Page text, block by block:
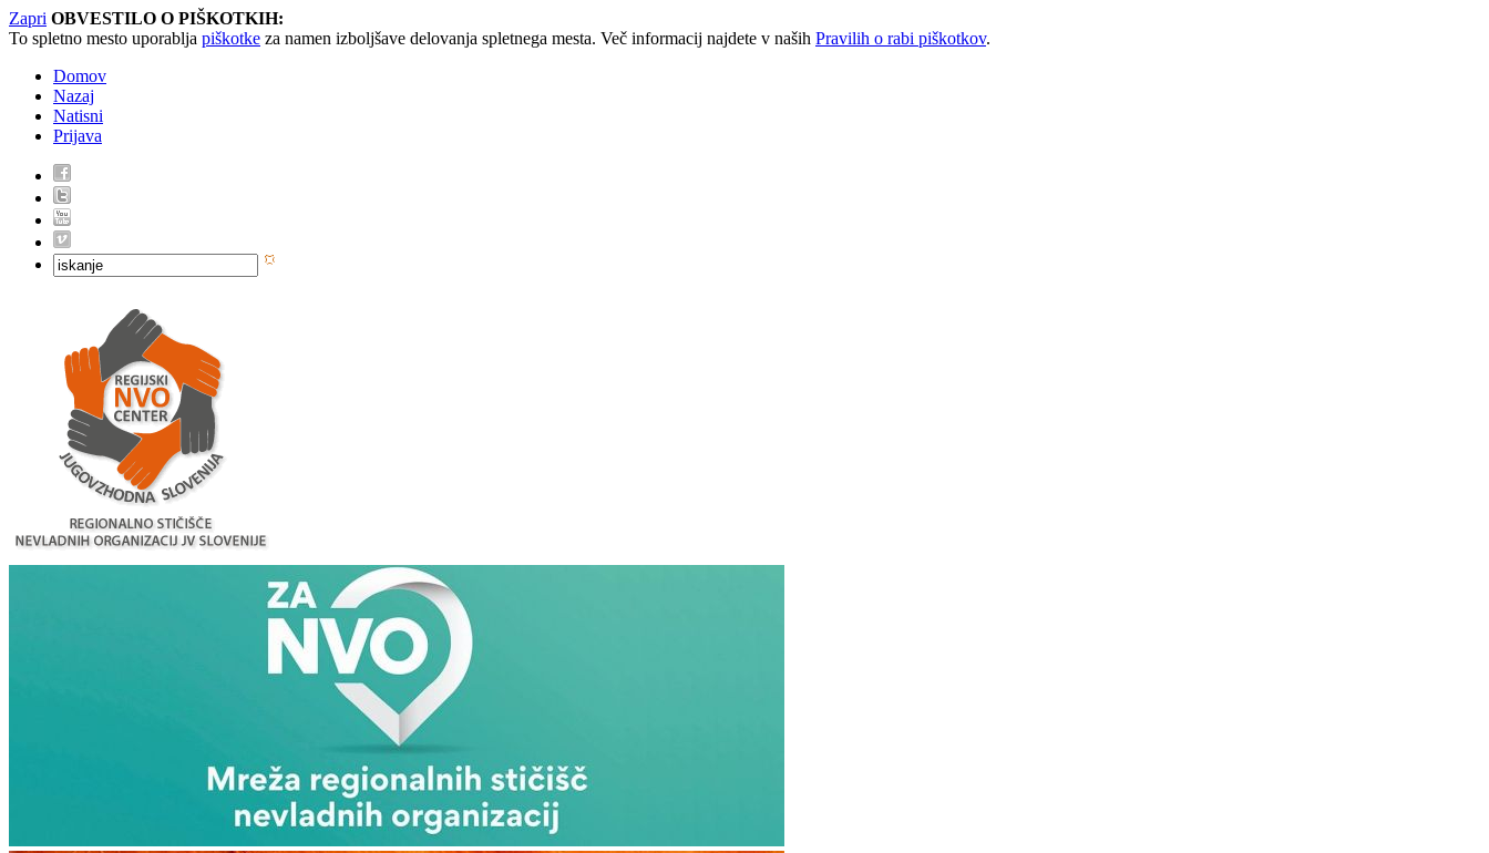
Zapri OBVESTILO O PIŠKOTKIH:
To spletno mesto uporablja piškotke za namen izboljšave delovanja spletnega mesta. Več informacij najdete v naših Pravilih o rabi piškotkov.
Domov
Nazaj
Natisni
Prijava